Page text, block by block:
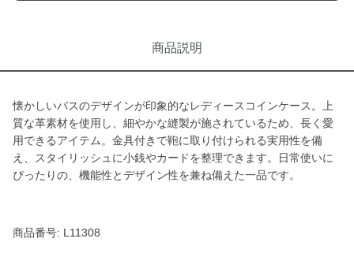
商品説明
懐かしいバスのデザインが印象的なレディースコインケース。上
質な革素材を使用し、細やかな縫製が施されているため、長く愛
用できるアイテム。金具付きで鞄に取り付けられる実用性を備
え、スタイリッシュに小銭やカードを整理できます。日常使いに
ぴったりの、機能性とデザイン性を兼ね備えた一品です。
商品番号: L11308